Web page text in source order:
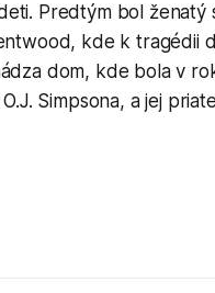
Predtým bol ženatý
kde k tragédii
dom, kde bola v
Simpsona, a jej